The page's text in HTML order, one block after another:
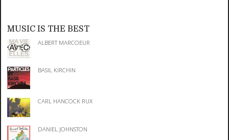
MUSIC IS THE BEST
ALBERT MARCOEUR
BASIL KIRCHIN
CARL HANCOCK RUX
DANIEL JOHNSTON